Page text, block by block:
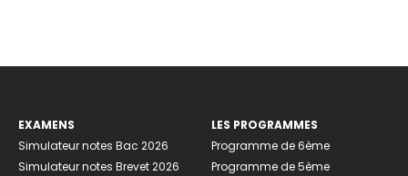
EXAMENS
Simulateur notes Bac 2026
Simulateur notes Brevet 2026
LES PROGRAMMES
Programme de 6ème
Programme de 5ème